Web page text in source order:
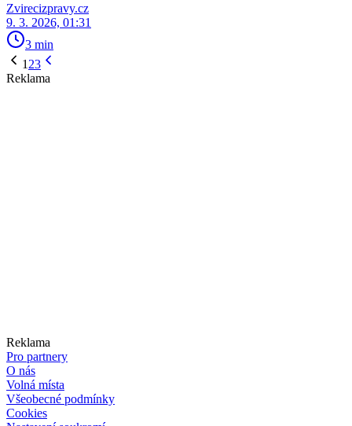
Zvirecizpravy.cz
9. 3. 2026, 01:31
3 min
1 23
Reklama
Reklama
Pro partnery
O nás
Volná místa
Všeobecné podmínky
Cookies